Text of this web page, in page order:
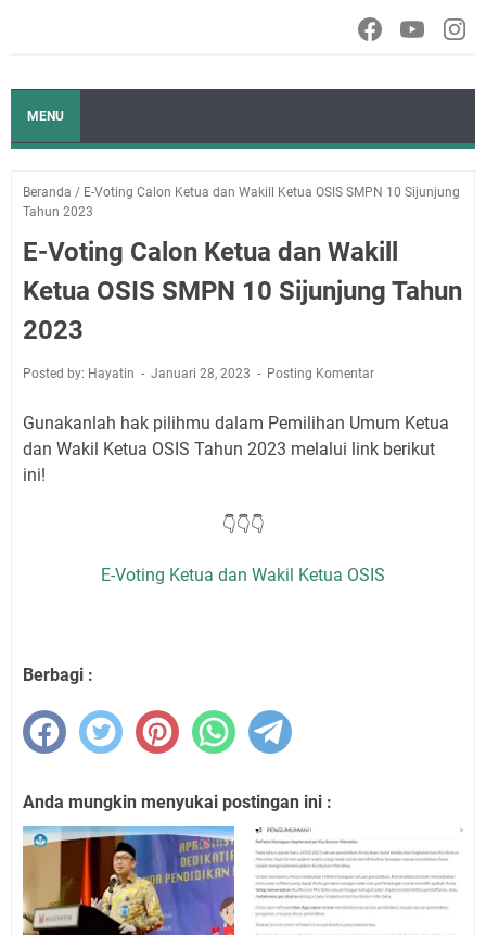
MENU
Beranda / E-Voting Calon Ketua dan Wakill Ketua OSIS SMPN 10 Sijunjung
Tahun 2023
E-Voting Calon Ketua dan Wakill
Ketua OSIS SMPN 10 Sijunjung Tahun
2023
Posted by: Hayatin Januari 28, 2023 Posting Komentar
Gunakanlah hak pilihmu dalam Pemilihan Umum Ketua
dan Wakil Ketua OSIS Tahun 2023 melalui link berikut
ini!
👇👇👇
E-Voting Ketua dan Wakil Ketua OSIS
Berbagi :
Anda mungkin menyukai postingan ini :